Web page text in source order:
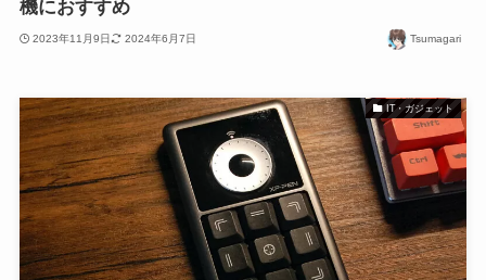
機におすすめ
2023年11月9日 2024年6月7日 Tsumagari
IT・ガジェット